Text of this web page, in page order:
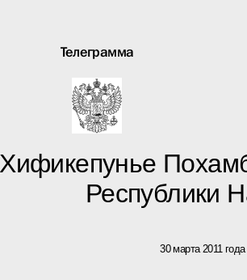
Телеграмма
Хификепунье
Республики
30 марта 2011 года